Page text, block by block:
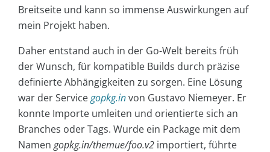
Breitseite und kann so immense Auswirkungen auf
mein Projekt haben.
Daher entstand auch in der Go-Welt bereits früh
der Wunsch, für kompatible Builds durch präzise
definierte Abhängigkeiten zu sorgen. Eine Lösung
war der Servicegopkg.invon Gustavo Niemeyer. Er
konnte Importe umleiten und orientierte sich an
Branches oder Tags. Wurde ein Package mit dem
Namen gopkg.in/themue/foo.v2 importiert, führte